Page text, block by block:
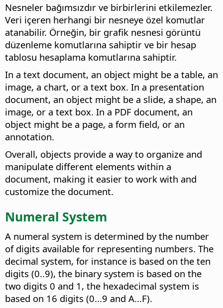
Nesneler bağımsızdır ve birbirlerini etkilemezler.
Veri içeren herhangi bir nesneye özel komutlar
atanabilir. Örneğin, bir grafik nesnesi görüntü
düzenleme komutlarına sahiptir ve bir hesap
tablosu hesaplama komutlarına sahiptir.
In a text document, an object might be a table, an
image, a chart, or a text box. In a presentation
document, an object might be a slide, a shape, an
image, or a text box. In a PDF document, an
object might be a page, a form field, or an
annotation.
Overall, objects provide a way to organize and
manipulate different elements within a
document, making it easier to work with and
customize the document.
Numeral System
A numeral system is determined by the number
of digits available for representing numbers. The
decimal system, for instance is based on the ten
digits (0..9), the binary system is based on the
two digits 0 and 1, the hexadecimal system is
based on 16 digits (0...9 and A...F).